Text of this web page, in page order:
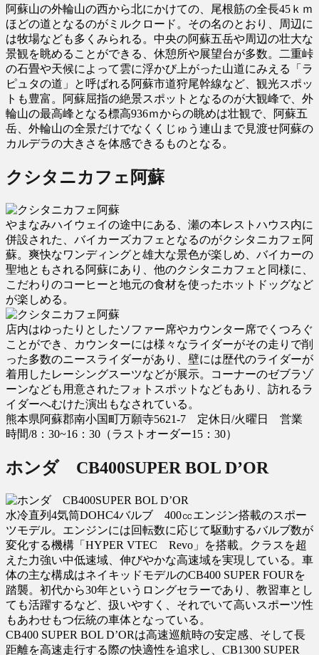
阿蘇山の外輪山の西から北にかけての、尾根筋の全長45ｋｍ
ほどの道となるのがミルクロード。その名のとおり、周辺に
は牧場なども多くみられる。中央の阿蘇五岳や周辺の壮大な
景観を眺めることができる、休憩所や展望台が多数。二重峠
の石畳や天候によって雲に浮かび上がった山道にみえる「ラ
ピュタの道」と呼ばれる阿蘇市道狩尾幹線など、観光スポッ
トも豊富。阿蘇屈指の絶景スポットとなるのが大観峰で、外
輪山の最高峰となる標高936ｍからの眺めは壮観で、阿蘇五
岳、外輪山の全景だけでなくくじゅう連山まで見渡せ阿蘇の
カルデラの大きさを体感できるものとなる。
クシタニカフェ阿蘇
やまなみハイウェイの途中にある、瀬の本レストハウス内に
併設された、バイカーズカフェとなるのがクシタニカフェ阿
蘇。爽快なワンディングと雄大な景色が楽しめ、バイカーの
聖地ともされる阿蘇にあり、他のクシタニカフェと同様に、
こだわりのコーヒーと地元の食材を使ったホットドッグなど
が楽しめる。
店内はゆったりとしたソファー席やカウンター席でくつろぐ
ことができ、カウンターには様々なライダーがその走りで削
った多数のニースライダーがあり、壁には歴代のライダーが
着用したレーシングスーツなどが展示。コーナーのゼブラゾ
ーンなども用意されたフォトスポットなどもあり、訪れるラ
イダーへむけた演出もなされている。
熊本県阿蘇郡南小国町万願寺5621-7 定休日/火曜日 営業
時間/8：30~16：30（ラストオーダー15：30）
ホンダ CB400SUPER BOL D’OR
水冷直列4気筒DOHC4バルブ 400㏄エンジン搭載のスポー
ツモデル。エンジンには回転数に応じて駆動するバルブ数が
変化する機構「HYPER VTEC Revo」を搭載。クラスを超
えた力強い中低速域、伸びやかな高速域を実現している。車
体の主な構成はネイキッドモデルのCB400 SUPER FOURを
踏襲。初代から30年というロングセラーであり、教習車とし
ても活躍するなど、扱いやすく、それでいて高いスポーツ性
もあわせもつ伝統の車体となっている。
CB400 SUPER BOL D’ORは高速巡航時の安定感、そして長
距離を高速走行する際の快適性を追求し、CB1300 SUPER